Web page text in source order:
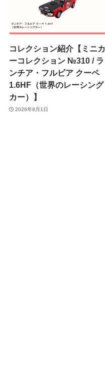
コレクション紹介【ミニカ
ーコレクション №310 / ラ
ンチア・フルビア クーペ
1.6HF（世界のレーシング
カー）】
2026年8月1日